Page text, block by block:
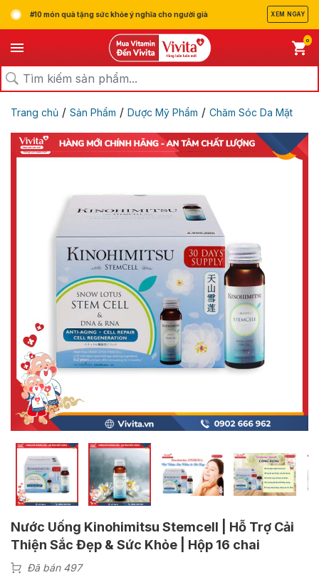
#10 món quà tặng sức khỏe ý nghĩa cho người già XEM NGAY
0
Trang chủ / Sản Phẩm / Dược Mỹ Phẩm / Chăm Sóc Da Mặt
Nước Uống Kinohimitsu Stemcell | Hỗ Trợ Cải
Thiện Sắc Đẹp & Sức Khỏe | Hộp 16 chai
Đã bán 497